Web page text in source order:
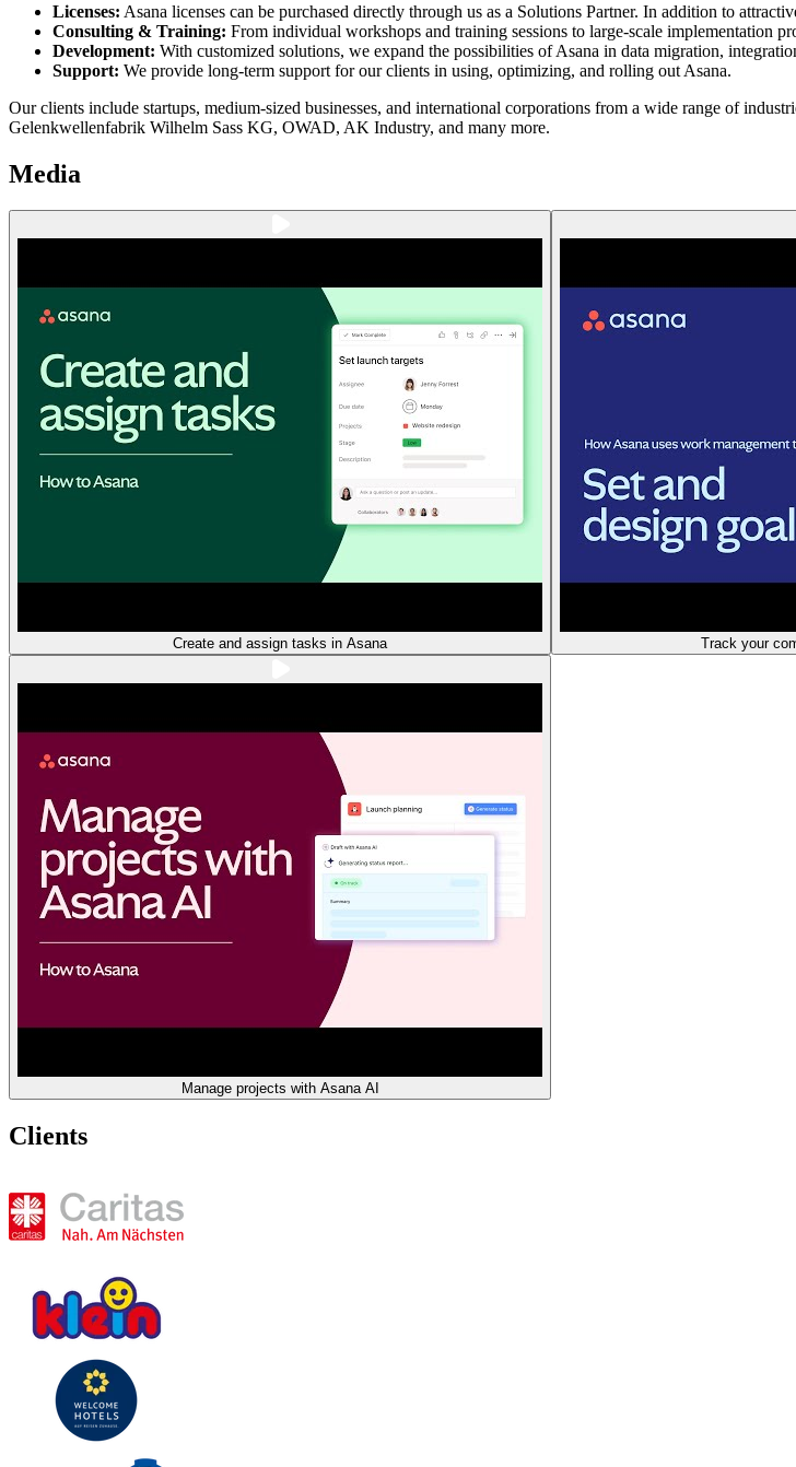
Licenses: Asana licenses can be purchased directly through us as a Solutions Partner. In addition to
Consulting & Training: From individual workshops and training sessions to large-scale implementation
Development: With customized solutions, we expand the possibilities of Asana in data migration,
Support: We provide long-term support for our clients in using, optimizing, and rolling out Asana.
Our clients include startups, medium-sized businesses, and international corporations from a wide range of
Gelenkwellenfabrik Wilhelm Sass KG, OWAD, AK Industry, and many more.
Media
Create and assign tasks in Asana Track your
Manage projects with Asana AI
Clients